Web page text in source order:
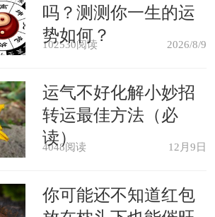
种心理上的逆反;
梦
西，显示你正在焦虑，觉
种力量。
量不小，表示你觉得有需
以免力有不逮。而所吃的
吗？测测你一生的运
势如何？
102530阅读 2026/8/9
运气不好化解小妙招
转运最佳方法（必
读）
4048阅读 12月9日
你可能还不知道红包